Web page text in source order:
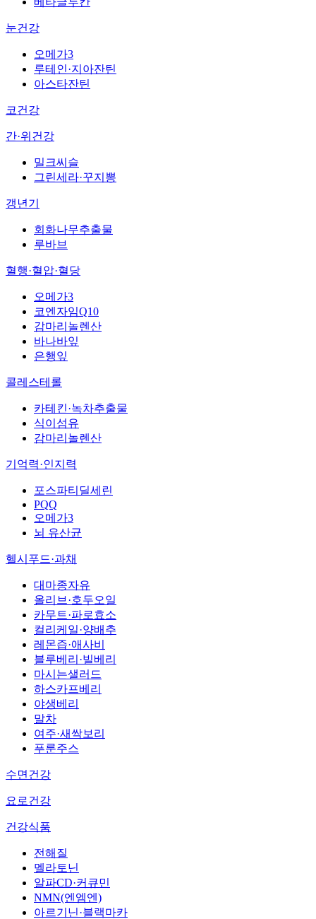
눈건강
오메가3
루테인·지아잔틴
아스타잔틴
코건강
간·위건강
밀크씨슬
그린세라·꾸지뽕
갱년기
회화나무추출물
루바브
혈행·혈압·혈당
오메가3
코엔자임Q10
감마리놀렌산
바나바잎
은행잎
콜레스테롤
카테킨·녹차추출물
식이섬유
감마리놀렌산
기억력·인지력
포스파티딜세린
PQQ
오메가3
뇌 유산균
헬시푸드·과채
대마종자유
올리브·호두오일
카무트·파로효소
컬리케일·양배추
레몬즙·애사비
블루베리·빌베리
마시는샐러드
하스카프베리
야생베리
말차
여주·새싹보리
푸룬주스
수면건강
요로건강
건강식품
전해질
멜라토닌
알파CD·커큐민
NMN(엔엠엔)
아르기닌·블랙마카